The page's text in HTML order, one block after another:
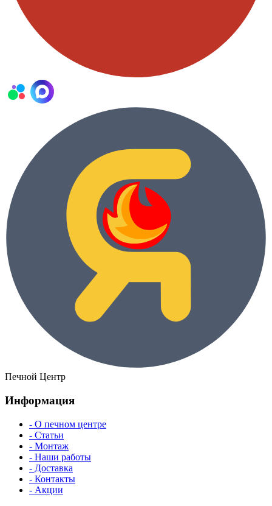
Печной Центр
Информация
- О печном центре
- Статьи
- Монтаж
- Наши работы
- Доставка
- Контакты
- Акции